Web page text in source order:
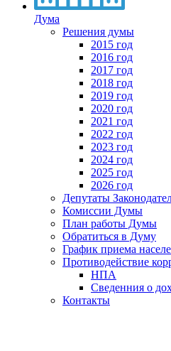
Дума
Решения думы
2015 год
2016 год
2017 год
2018 год
2019 год
2020 год
2021 год
2022 год
2023 год
2024 год
2025 год
2026 год
Депутаты
Комиссии Думы
План работы Думы
Обратиться в Думу
График приема
Противодействие
НПА
Сведенния о
Контакты